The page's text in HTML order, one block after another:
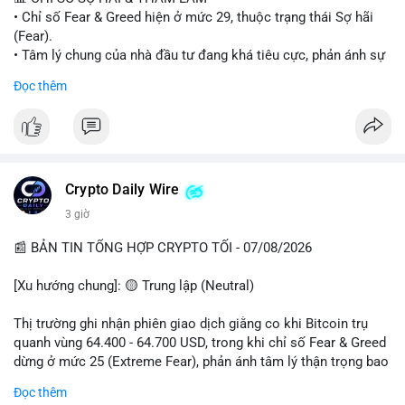
#vlikevn
• Chỉ số Fear & Greed hiện ở mức 29, thuộc trạng thái Sợ hãi
(Fear).
• Tâm lý chung của nhà đầu tư đang khá tiêu cực, phản ánh sự
• CoinGecko Trending: Plume (PLUME), Cash Cat (CASHCAT),
• LunarCrush Trending: Ethereum, Solana, Dogecoin, Polkadot,
Chainlink.
Viettel) và các từ khóa đời sống khác đang chiếm ưu thế.
💬 DÒNG CHẢY TIN TỨC & TRUYỀN THÔNG
năm tù đối với Sam Bankman-Fried (FTX).
• Tin tức vĩ mô: Cảnh báo về tình trạng stagflation (lạm phát
đình trệ) từ dữ liệu PMI của Mỹ; thu nhập của người Mỹ đang
• Tin tức Binance: Binance chuẩn bị nâng cấp dịch vụ giao dịch
Đọc thêm
Crypto Daily Wire
3 giờ
📰 BẢN TIN TỔNG HỢP CRYPTO TỐI - 07/08/2026
[Xu hướng chung]: 🟡 Trung lập (Neutral)
Thị trường ghi nhận phiên giao dịch giằng co khi Bitcoin trụ
quanh vùng 64.400 - 64.700 USD, trong khi chỉ số Fear & Greed
dừng ở mức 25 (Extreme Fear), phản ánh tâm lý thận trọng bao
Đọc thêm